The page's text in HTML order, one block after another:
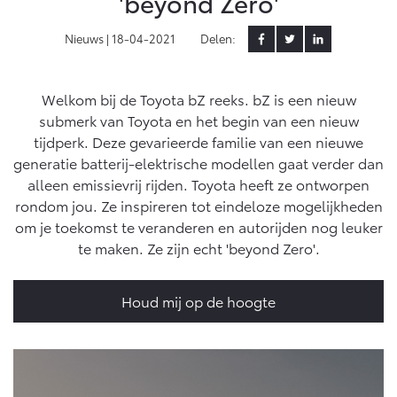
Yaris Cross
HYBRIDE
Vanaf € 31.895,-
Urban Cruiser
BATTERIJ-ELEKTRISCH
Vanaf € 32.995,-
Corolla Hatchback
Corolla Touring Sports
HYBRIDE
Werkplaatsafspraak
Airco check
Vakantiecheck
Hybride Zekerheid Controle
Toyota handleidingen
Toyota Service Informatie (SIL)
Schade & Garantie
Toyota Pechhulp
Schade & Glasherstel
Wat is Private Lease?
Bereken je maandbedrag
Private Lease voor ZZP
Financieren
Toyota Betaalplan
Oplaadservice
Zakelijk
Zakelijk
Toyota voor de zaak
Leaserijder
ZZP
Wagenparkbeheer
Werkplaatsafspraak maken
Contact en Route
Schade melden
Vraag een brochure aan
Nieuws | 18-04-2021 Delen:
Welkom bij de Toyota bZ reeks. bZ is een nieuw
submerk van Toyota en het begin van een nieuw
tijdperk. Deze gevarieerde familie van een nieuwe
generatie batterij-elektrische modellen gaat verder dan
alleen emissievrij rijden. Toyota heeft ze ontworpen
rondom jou. Ze inspireren tot eindeloze mogelijkheden
om je toekomst te veranderen en autorijden nog leuker
te maken. Ze zijn echt 'beyond Zero'.
Houd mij op de hoogte